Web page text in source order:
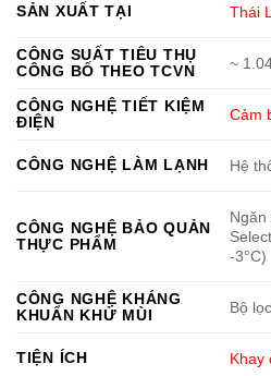
SẢN XUẤT TẠI Thái
CÔNG SUẤT TIÊU THỤ
CÔNG BỐ THEO TCVN
~
CÔNG NGHỆ TIẾT KIỆM
ĐIỆN
Cảm
CÔNG NGHỆ LÀM LẠNH Hệ
CÔNG NGHỆ BẢO QUẢN
THỰC PHẨM
Ngăn
-3°C)
CÔNG NGHỆ KHÁNG
KHUẨN KHỬ MÙI
Bộ
TIỆN ÍCH Khay